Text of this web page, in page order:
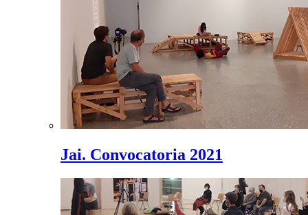
Jai. Convocatoria 2021